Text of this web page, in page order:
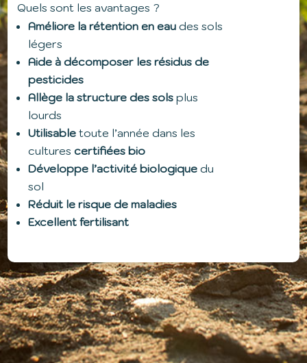
Quels sont les avantages ?
Améliore la rétention en eaudes sols
légers
Aide à décomposer les résidus de
pesticides
Allège la structure des solsplus
lourds
Utilisabletoute l’année dans les
cultures certifiées bio
Développe l’activité biologique du
sol
Réduit le risque de maladies
Excellent fertilisant